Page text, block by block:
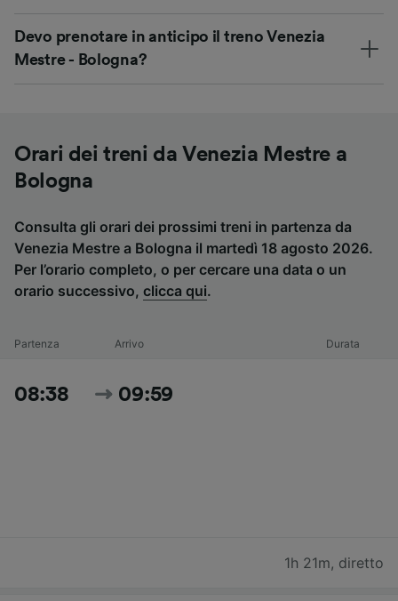
Devo prenotare in anticipo il treno Venezia
Mestre - Bologna?
Orari dei treni da Venezia Mestre a
Bologna
Consulta gli orari dei prossimi treni in partenza da
Venezia Mestre a Bologna il martedì 18 agosto 2026.
Per l’orario completo, o per cercare una data o un
orario successivo, clicca qui.
Partenza Arrivo Durata
08:38 09:59
1h 21m, diretto